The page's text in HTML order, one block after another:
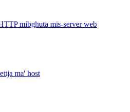
mibgħuta mis-server web
ma' host